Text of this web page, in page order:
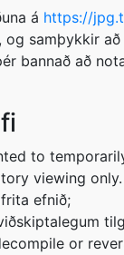
á https://
og samþykkir
bannað að
to
viewing
efnið;
or